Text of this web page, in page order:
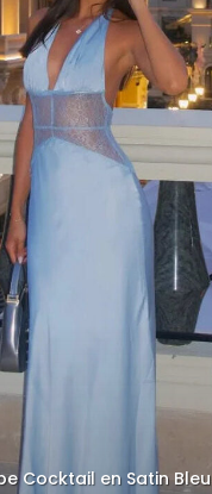
Cocktail en Satin Bleu